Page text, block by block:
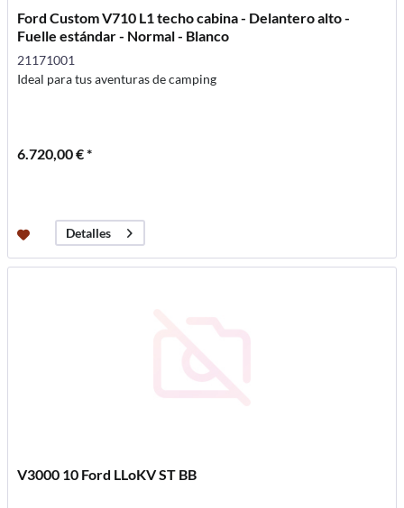
Ford Custom V710 L1 techo cabina - Delantero alto -
Fuelle estándar - Normal - Blanco
21171001
Ideal para tus aventuras de camping
6.720,00 € *
Detalles
V3000 10 Ford LLoKV ST BB